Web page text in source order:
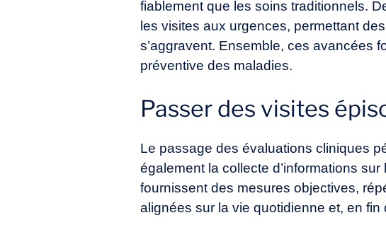
fiablement que les soins traditionnels.
les visites aux urgences, permettant
s’aggravent. Ensemble, ces avancées
préventive des maladies.
Passer des visites
Le passage des évaluations cliniques
également la collecte d’informations
fournissent des mesures objectives,
alignées sur la vie quotidienne et, en